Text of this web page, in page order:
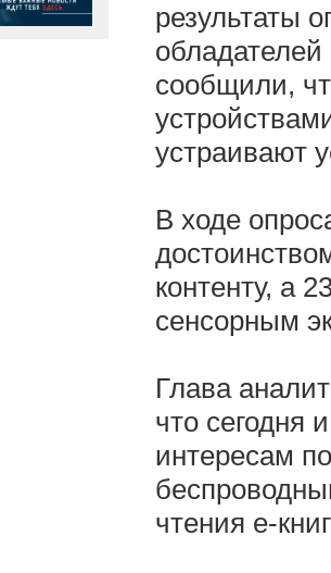
результаты
сообщили,
устраивают
В ходе
контенту, а
сенсорным
Глава
что сегодня
интересам
чтения е-